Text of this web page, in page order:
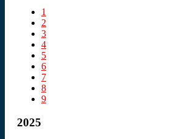
1
2
3
4
5
6
7
8
9
2025